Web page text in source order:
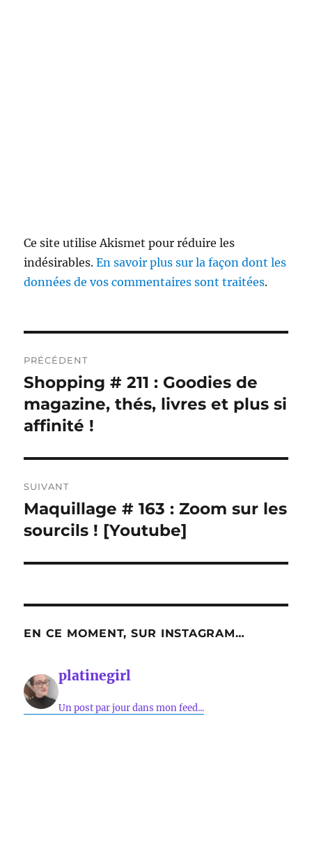
Ce site utilise Akismet pour réduire les
indésirables.En savoir plus sur la façon dont les
données de vos commentaires sont traitées.
de
l’article
PRÉCÉDENT
Publication
précédente :
Shopping # 211 : Goodies de
magazine, thés, livres et plus si
affinité !
SUIVANT
Publication
suivante :
Maquillage # 163 : Zoom sur les
sourcils ! [Youtube]
EN CE MOMENT, SUR INSTAGRAM…
platinegirl
Un post par jour dans mon feed...